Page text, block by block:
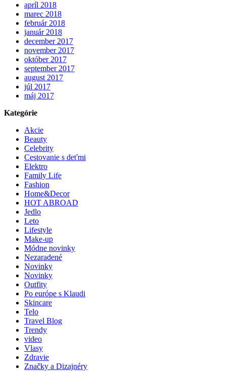
apríl 2018
marec 2018
február 2018
január 2018
december 2017
november 2017
október 2017
september 2017
august 2017
júl 2017
máj 2017
Kategórie
Akcie
Beauty
Celebrity
Cestovanie s deťmi
Elektro
Family Life
Fashion
Home&Decor
HOT ABROAD
Jedlo
Leto
Lifestyle
Make-up
Módne novinky
Nezaradené
Novinky
Novinky
Outfity
Po európe s Klaudi
Skincare
Telo
Travel Blog
Trendy
video
Vlasy
Zdravie
Značky a Dizajnéry